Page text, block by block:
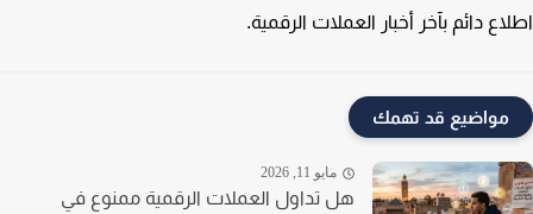
دائم بآخر أخبار العملات الرقمية.
مواضيع قد تهمك
مايو 11, 2026
هل تداول العملات الرقمية ممنوع في